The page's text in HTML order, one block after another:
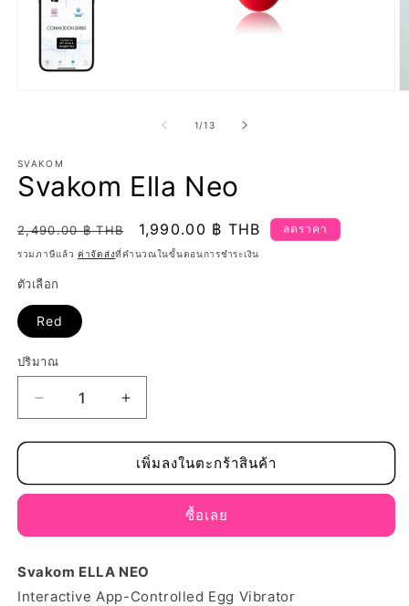
โม
ดอล
1/จาก
13
SVAKOM
Svakom Ella Neo
ราคา
ปกติ
2,490.00 ฿ THB
ราคา
โปรโมชัน
1,990.00 ฿ THB ลดราคา
รวมภาษีแล้ว ค่าจัดส่งที่คำนวณในขั้นตอนการชำระเงิน
ตัวเลือก
Red
ปริมาณ
ปริมาณ
ปริมาณ
Svakom
ปริมาณ
สำหรับ
Svakom
เพิ่มลงในตะกร้าสินค้า
ซื้อเลย
Svakom ELLA NEO
Interactive App-Controlled Egg Vibrator